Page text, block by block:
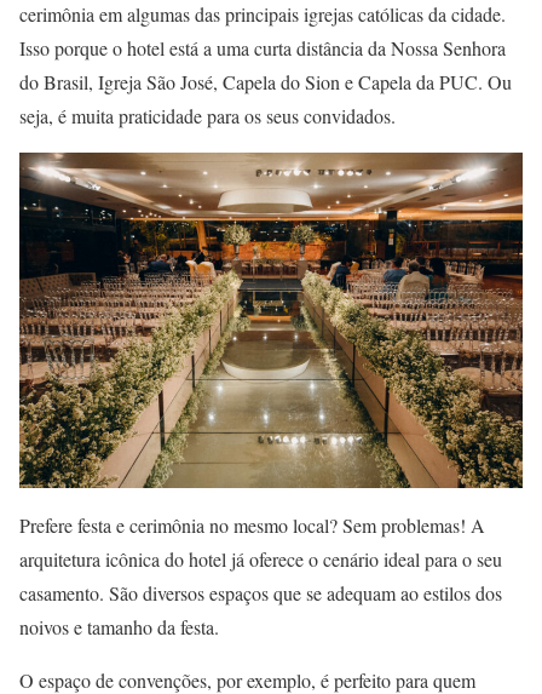
cerimônia em algumas das principais igrejas católicas da cidade.
Isso porque o hotel está a uma curta distância da Nossa Senhora
do Brasil, Igreja São José, Capela do Sion e Capela da PUC. Ou
seja, é muita praticidade para os seus convidados.
Prefere festa e cerimônia no mesmo local? Sem problemas! A
arquitetura icônica do hotel já oferece o cenário ideal para o seu
casamento. São diversos espaços que se adequam ao estilos dos
noivos e tamanho da festa.
O espaço de convenções, por exemplo, é perfeito para quem